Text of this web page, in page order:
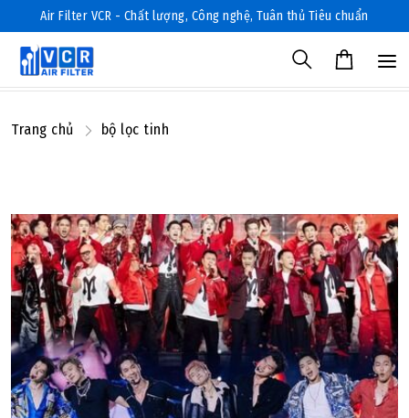
Air Filter VCR - Chất lượng, Công nghệ, Tuân thủ Tiêu chuẩn
Trang chủ bộ lọc tinh